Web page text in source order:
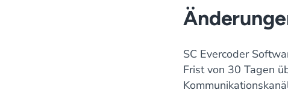
SC Evercoder
Frist von 30 Tagen